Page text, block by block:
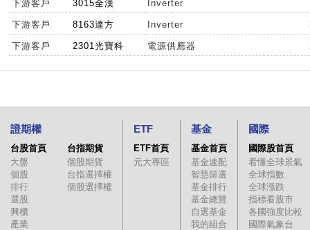
下游客戶 3015全漢 Inverter
下游客戶 8163達方 Inverter
下游客戶 2301光寶科 電源供應器
證期權
台股首頁
大盤
個股
排行
選股
興櫃
產業
台指期貨
個股期貨
台指選擇權
個股選擇權
ETF
ETF首頁
元大專區
基金
基金首頁
基金速配
智慧篩選
基金排行
基金總覽
自選基金
我的組合
國際
國際股首頁
看懂全球景氣
全球指數
全球漲跌
指標看股市
各國強度比較
國際氣象台